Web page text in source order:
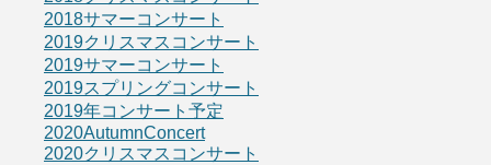
2018サマーコンサート
2019クリスマスコンサート
2019サマーコンサート
2019スプリングコンサート
2019年コンサート予定
2020AutumnConcert
2020クリスマスコンサート